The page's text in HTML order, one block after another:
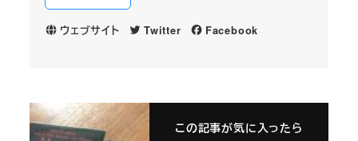
ウェブサイト Twitter Facebook
この記事が気に入ったら